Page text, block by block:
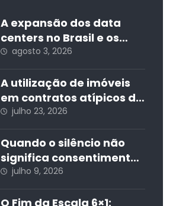
A expansão dos data
centers no Brasil e os
desafios da regulação
ambiental: entre o
desenvolvimento
econômico, a segurança
jurídica e a
sustentabilidade
agosto 3, 2026
A utilização de imóveis
em contratos atípicos de
curta estadia e a
destinação residencial
nos condomínios
edilícios
julho 23, 2026
Quando o silêncio não
significa consentimento:
os limites da
contratação de seguros
em cartões de crédito
julho 9, 2026
O Fim da Escala 6×1: